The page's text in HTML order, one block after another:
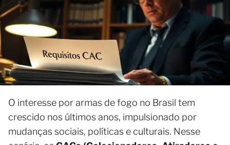
O interesse por armas de fogo no Brasil tem
crescido nos últimos anos, impulsionado por
mudanças sociais, políticas e culturais. Nesse